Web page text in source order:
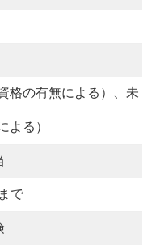
の有無による）、未
よる）
で